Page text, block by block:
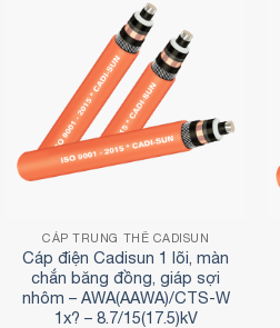
CÁP TRUNG THẾ CADISUN
Cáp điện Cadisun 1 lõi, màn
chắn băng đồng, giáp sợi
nhôm – AWA(AAWA)/CTS-W
1x? – 8.7/15(17.5)kV